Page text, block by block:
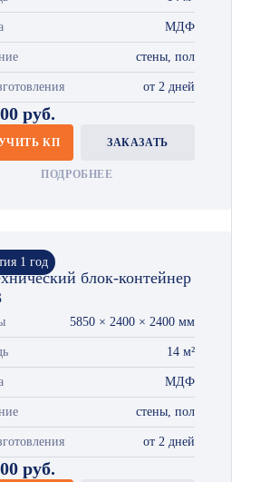
МДФ
стены, пол
от 2 дней
руб.
КП ЗАКАЗАТЬ
ПОДРОБНЕЕ
1 год
блок-контейнер
5850 × 2400 × 2400 мм
14 м²
МДФ
стены, пол
от 2 дней
руб.